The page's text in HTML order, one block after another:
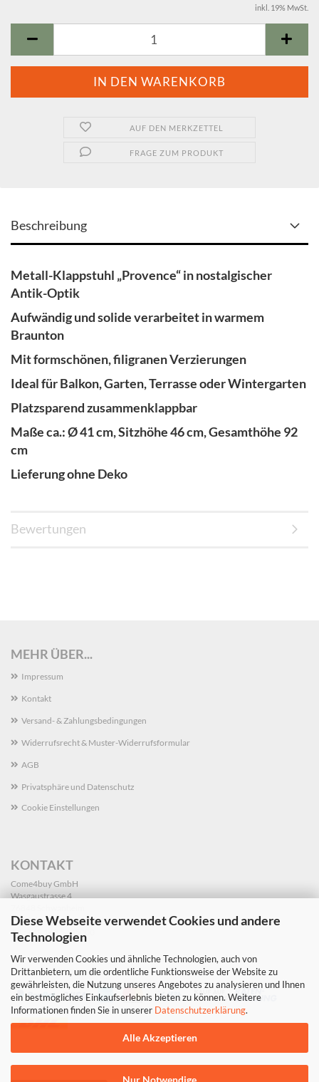
Diese Webseite verwendet Cookies und andere
Technologien
Wir verwenden Cookies und ähnliche Technologien, auch von
Drittanbietern, um die ordentliche Funktionsweise der Website zu
gewährleisten, die Nutzung unseres Angebotes zu analysieren und Ihnen
ein bestmögliches Einkaufserlebnis bieten zu können. Weitere
Informationen finden Sie in unserer Datenschutzerklärung.
Alle Akzeptieren
Nur Notwendige
inkl. 19% MwSt.
AUF DEN MERKZETTEL
FRAGE ZUM PRODUKT
Beschreibung
Metall-Klappstuhl „Provence“ in nostalgischer
Antik-Optik
Aufwändig und solide verarbeitet in warmem
Braunton
Mit formschönen, filigranen Verzierungen
Ideal für Balkon, Garten, Terrasse oder Wintergarten
Platzsparend zusammenklappbar
Maße ca.: Ø 41 cm, Sitzhöhe 46 cm, Gesamthöhe 92
cm
Lieferung ohne Deko
Bewertungen
MEHR ÜBER...
Impressum
Kontakt
Versand- & Zahlungsbedingungen
Widerrufsrecht & Muster-Widerrufsformular
AGB
Privatsphäre und Datenschutz
Cookie Einstellungen
KONTAKT
Come4buy GmbH
Wasgaustrasse 4
info@dekoleidenschaft.de
Tel.: +49 163 5405000